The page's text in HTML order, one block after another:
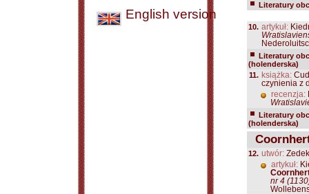
English version
Literatury
10. artykuł:
Literatury
(holenderska)
11. książka:
czynienia z
recenzja:
Literatury
(holenderska)
12. utwór:
artykuł:
nr 4